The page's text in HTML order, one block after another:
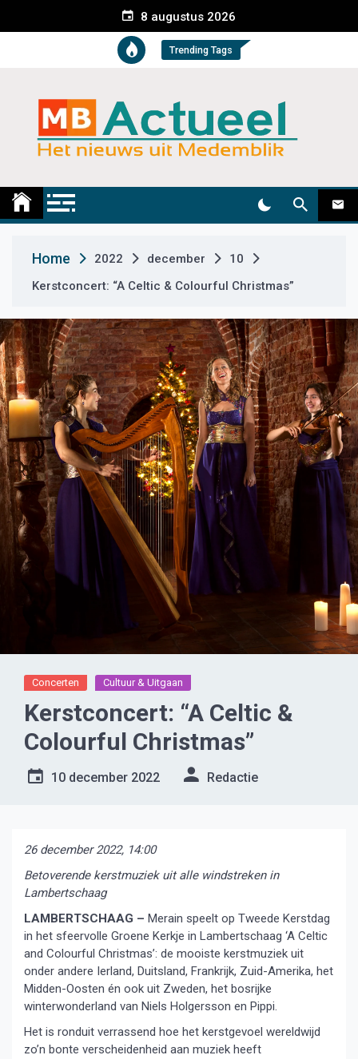
e
t
8 augustus 2026
Trending Tags
Medemblik Actueel
Home 2022 december
10
Kerstconcert: “A Celtic & Colourful Christmas”
Concerten Cultuur & Uitgaan
Kerstconcert: “A Celtic &
Colourful Christmas”
10 december 2022 Redactie
26 december 2022, 14:00
Betoverende kerstmuziek uit alle windstreken in
Lambertschaag
LAMBERTSCHAAG – Merain speelt op Tweede Kerstdag
in het sfeervolle Groene Kerkje in Lambertschaag ‘A Celtic
and Colourful Christmas’: de mooiste kerstmuziek uit
onder andere Ierland, Duitsland, Frankrijk, Zuid-Amerika, het
Midden-Oosten én ook uit Zweden, het bosrijke
winterwonderland van Niels Holgersson en Pippi.
Het is ronduit verrassend hoe het kerstgevoel wereldwijd
zo’n bonte verscheidenheid aan muziek heeft